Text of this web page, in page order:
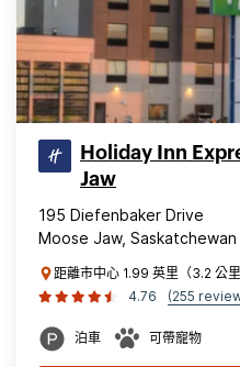
Holiday Inn
Jaw
195 Diefenbaker Drive
Moose Jaw, Saskatchewan
距離市中心 1.99 英里（3.2 公
4.76
(255
泊車 可帶寵物